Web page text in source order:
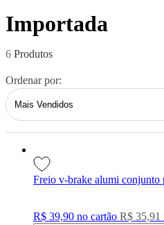
Importada
6
Ordenar por:
Freio v-brake alumi conjunto
R$ 39,90 no cartão R$ 35,91